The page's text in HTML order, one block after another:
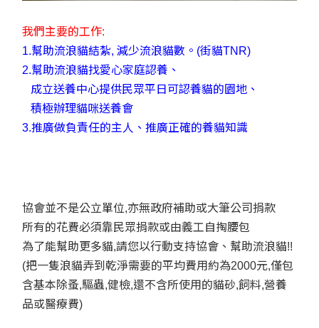
我們主要的工作:
1.幫助流浪貓結紮, 減少流浪貓數。(街貓TNR)
2.幫助流浪貓找愛心家庭認養、
​ 成立送養中心提供民眾平日可認養貓的園地、
​ 積極辦理貓咪送養會
​3.推廣做負責任的主人、推廣正確的養貓知識
協會並不是公立單位,亦無政府補助或大筆公司捐款
所有的花費必須靠民眾捐款或由義工自掏腰包
為了能幫助更多貓,請您以行動支持協會、幫助流浪貓!!
(把一隻浪貓弄到乾淨需要的平均費用約為2000元,僅包
含基本除蚤,驅蟲,健檢,還不含所使用的貓砂,飼料,營養
品或醫療費)